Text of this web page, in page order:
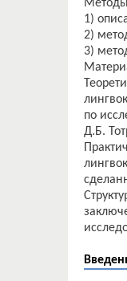
1)
2)
3)
по
Д.Б.